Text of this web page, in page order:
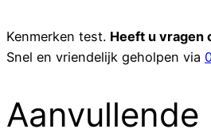
Kenmerken test. Heeft u vragen
Snel en vriendelijk geholpen via
Aanvullende